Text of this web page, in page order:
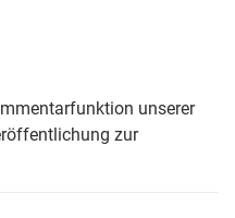
unserer
zur